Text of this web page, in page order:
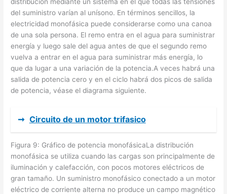
del suministro varían al unísono. En términos sencillos, la
electricidad monofásica puede considerarse como una canoa
de una sola persona. El remo entra en el agua para suministrar
energía y luego sale del agua antes de que el segundo remo
vuelva a entrar en el agua para suministrar más energía, lo
que da lugar a una variación de la potencia.A veces habrá una
salida de potencia cero y en el ciclo habrá dos picos de salida
de potencia, véase el diagrama siguiente.
➞ Circuito de un motor trifasico
Figura 9: Gráfico de potencia monofásicaLa distribución
monofásica se utiliza cuando las cargas son principalmente de
iluminación y calefacción, con pocos motores eléctricos de
gran tamaño. Un suministro monofásico conectado a un motor
eléctrico de corriente alterna no produce un campo magnético